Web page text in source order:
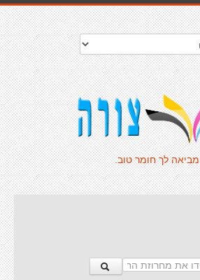
מביאה לך חומר טוב.